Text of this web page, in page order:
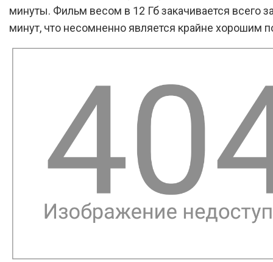
минуты. Фильм весом в 12 Гб закачивается всего
минут, что несомненно является крайне хорошим